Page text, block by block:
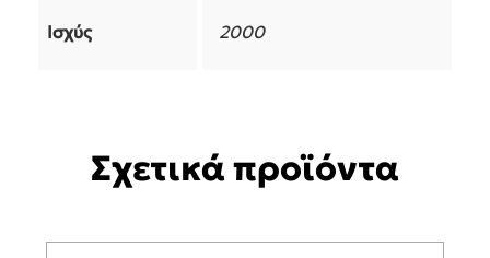
Ισχύς 2000
Σχετικά προϊόντα